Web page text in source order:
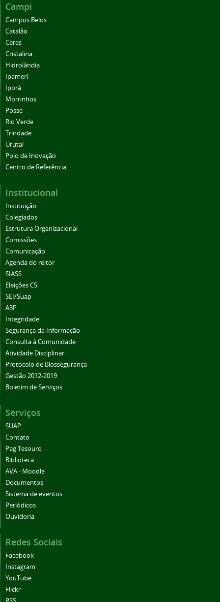
Campi
Campos Belos
Catalão
Ceres
Cristalina
Hidrolândia
Ipameri
Iporá
Morrinhos
Posse
Rio Verde
Trindade
Urutaí
Polo de Inovação
Centro de Referência
Institucional
Instituição
Colegiados
Estrutura Organizacional
Comissões
Comunicação
Agenda do reitor
SIASS
Eleições CS
SEI/Suap
A3P
Integridade
Segurança da Informação
Consulta à Comunidade
Atividade Disciplinar
Protocolo de Biossegurança
Gestão 2012-2019
Boletim de Serviços
Serviços
SUAP
Contato
Pag Tesouro
Biblioteca
AVA - Moodle
Documentos
Sistema de eventos
Periódicos
Ouvidoria
Redes Sociais
Facebook
Instagram
YouTube
Flickr